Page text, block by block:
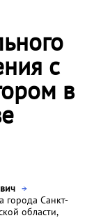
с
в
города Санкт-
области,